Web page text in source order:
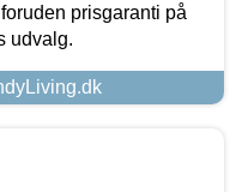
prisgaranti på
udvalg.